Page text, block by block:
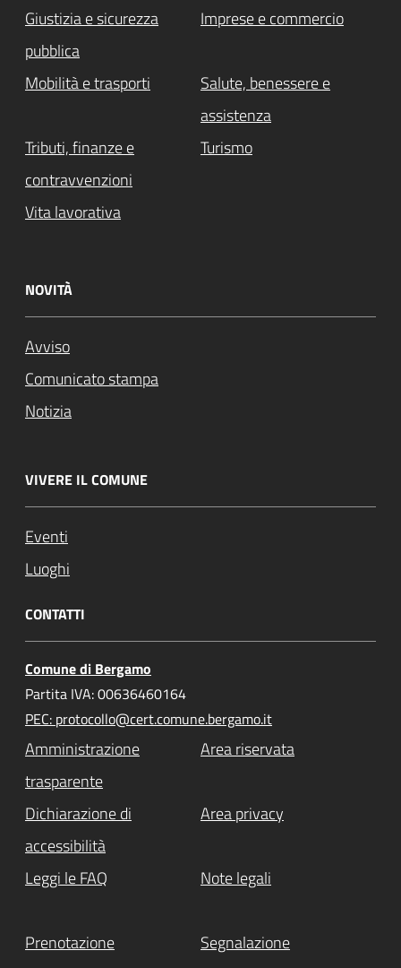
Giustizia e sicurezza
pubblica
Imprese e commercio
Mobilità e trasporti
Salute, benessere e
assistenza
Tributi, finanze e
contravvenzioni
Turismo
Vita lavorativa
NOVITÀ
Avviso
Comunicato stampa
Notizia
VIVERE IL COMUNE
Eventi
Luoghi
CONTATTI
Comune di Bergamo
Partita IVA: 00636460164
PEC: protocollo@cert.comune.bergamo.it
Amministrazione
trasparente
Area riservata
Dichiarazione di
accessibilità
Area privacy
Leggi le FAQ Note legali
Prenotazione
Segnalazione